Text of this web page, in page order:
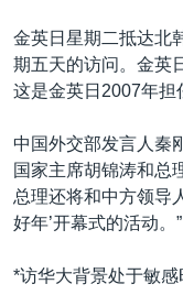
导
航
到
印太
中东
非洲
美洲
经济·金融·贸易
人权·法律·宗教
军事
劳工
美中关系
热点专题
国会报道
美中关系
埃博拉疫情
VOA今日焦点
中文广播
关注我们
金英日星期二抵达北
期五天的访问。金英
这是金英日2007年担
中国外交部发言人秦
国家主席胡锦涛和总
总理还将和中方领导
好年’开幕式的活动。”
*访华大背景处于敏感